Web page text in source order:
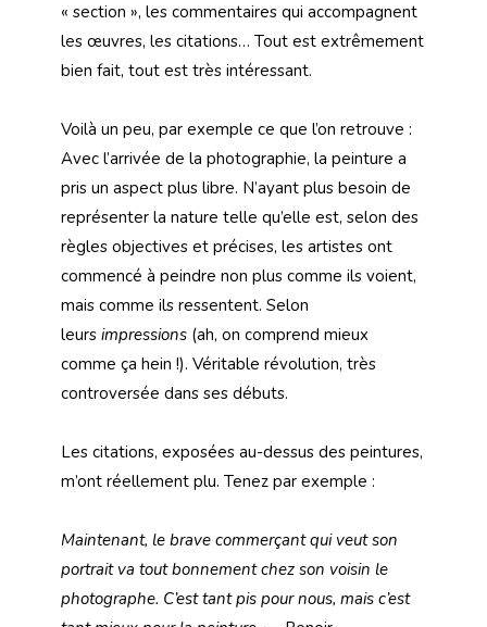
« section », les commentaires qui accompagnent
les œuvres, les citations… Tout est extrêmement
bien fait, tout est très intéressant.
Voilà un peu, par exemple ce que l’on retrouve :
Avec l’arrivée de la photographie, la peinture a
pris un aspect plus libre. N’ayant plus besoin de
représenter la nature telle qu’elle est, selon des
règles objectives et précises, les artistes ont
commencé à peindre non plus comme ils voient,
mais comme ils ressentent. Selon
leurs impressions (ah, on comprend mieux
comme ça hein !). Véritable révolution, très
controversée dans ses débuts.
Les citations, exposées au-dessus des peintures,
m’ont réellement plu. Tenez par exemple :
Maintenant, le brave commerçant qui veut son
portrait va tout bonnement chez son voisin le
photographe. C’est tant pis pour nous, mais c’est